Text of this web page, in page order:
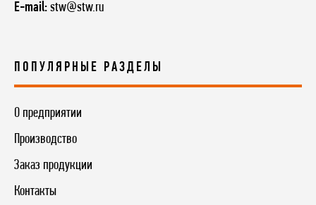
E-mail: stw@stw.ru
ПОПУЛЯРНЫЕ РАЗДЕЛЫ
О предприятии
Производство
Заказ продукции
Контакты